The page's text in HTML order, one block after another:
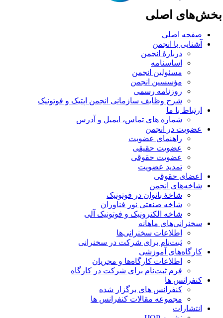
اصلی
صفحه اصلی
آشنایی با انجمن
دربارۀ انجمن
اساسنامه
مسئولین انجمن
مؤسسین انجمن
روزنامه رسمی
شرح وظایف سازمانی انجمن اپتیک و فوتونیک
ارتباط با ما
شماره های تماس، ایمیل و آدرس
عضویت در انجمن
راهنمای عضویت
عضویت حقیقی
عضویت حقوقی
تمدید عضویت
اعضای حقوقی
شاخه‌های انجمن
شاخۀ بانوان در فوتونیک
شاخه صنعتی نور فناوران
شاخه‌ الکترونیک و فوتونیک آلی
سخنرانی‌های ماهانه
اطلاعات سخنرانی‌‌ها
ثبت‌نام برای شرکت در سخنرانی
کارگاه‌های آموزشی
اطلاعات کارگاه‌ها و مجریان
فرم ثبت‌نام برای شرکت در کارگاه
کنفرانس ها
کنفرانس های برگزار شده
مجموعه مقالات کنفرانس ها
انتشارات